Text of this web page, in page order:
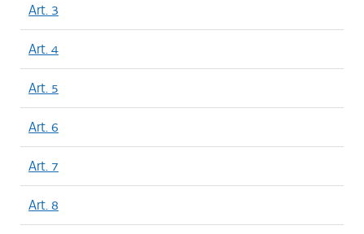
Art. 3
Art. 4
Art. 5
Art. 6
Art. 7
Art. 8